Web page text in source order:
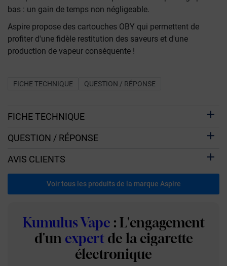
bas : un gain de temps non négligeable.
Aspire propose des cartouches OBY qui permettent de
profiter d'une fidèle restitution des saveurs et d'une
production de vapeur conséquente !
FICHE TECHNIQUE QUESTION / RÉPONSE
FICHE TECHNIQUE
QUESTION / RÉPONSE
AVIS CLIENTS
Voir tous les produits de la marque Aspire
Kumulus Vape : L'engagement
d'un expert de la cigarette
électronique